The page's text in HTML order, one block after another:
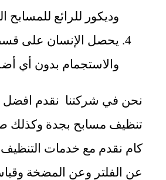
وديكور للرائع للمسابح
يحصل الإنسان على
والاستجمام بدون أي
نحن في شركتنا نقدم
تنظيف مسابح بجدة وكذلك
كام نقدم مع خدمات
عن الفلتر وعن المضخة